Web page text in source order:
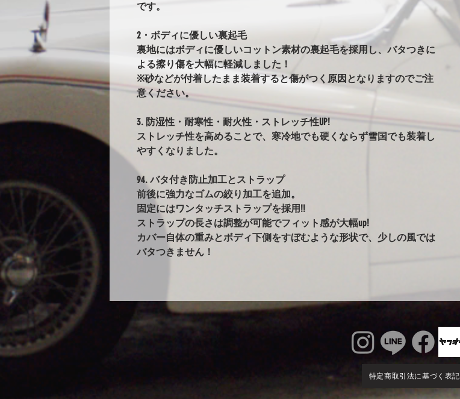
です。
2・ボディに優しい裏起毛
裏地にはボディに優しいコットン素材の裏起毛を採用し、バタつきに
よる擦り傷を大幅に軽減しました！
※砂などが付着したまま装着すると傷がつく原因となりますのでご注
意ください。
3. 防湿性・耐寒性・耐火性・ストレッチ性UP!
ストレッチ性を高めることで、寒冷地でも硬くならず雪国でも装着し
やすくなりました。
94. バタ付き防止加工とストラップ
前後に強力なゴムの絞り加工を追加。
固定にはワンタッチストラップを採用!!
ストラップの長さは調整が可能でフィット感が大幅up!
カバー自体の重みとボディ下側をすぼむような形状で、少しの風では
バタつきません！
特定商取引法に基づく表記